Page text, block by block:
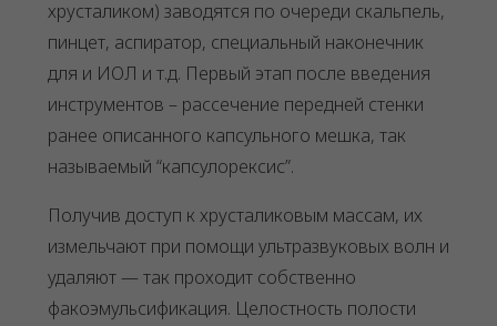
хрусталиком) заводятся по очереди скальпель,
пинцет, аспиратор, специальный наконечник
для и ИОЛ и т.д. Первый этап после введения
инструментов – рассечение передней стенки
ранее описанного капсульного мешка, так
называемый “капсулорексис”.
Получив доступ к хрусталиковым массам, их
измельчают при помощи ультразвуковых волн и
удаляют — так проходит собственно
факоэмульсификация. Целостность полости